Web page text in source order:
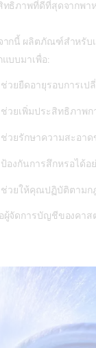
ทธิภาพที่ดีที่สุดจากพา
ากนี้ ผลิตภัณฑ์สำหรับ
แบบมาเพื่อ:
ช่วยยืดอายุรอบการเป
ช่วยเพิ่มประสิทธิภาพ
ช่วยรักษาความสะอาด
ป้องกันการสึกหรอได้อ
ช่วยให้คุณปฏิบัติตามก
ผู้จัดการบัญชีของคาส